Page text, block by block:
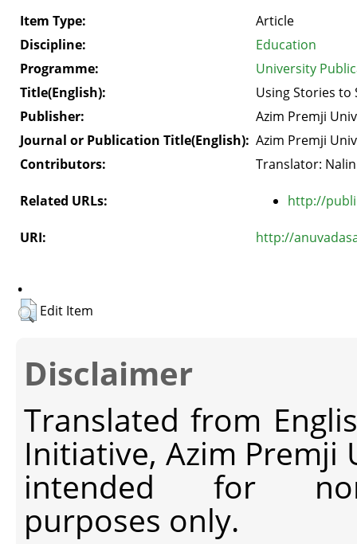
Item Type:
Article
Discipline:
Education
Programme:
University
Title(English):
Using Stories to
Publisher:
Azim Premji
Journal or Publication Title(English): Azim Premji
Contributors:
Translator:
Related URLs: http://
URI: http://
.
Edit Item
Disclaimer
Translated from
Initiative, Azim Premji
intended for non-
purposes only.